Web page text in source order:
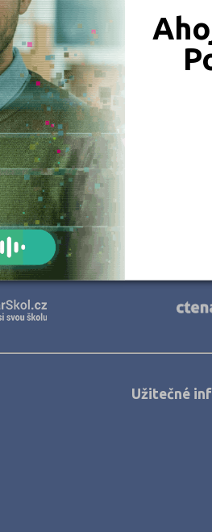
JSME TAM, KDE JSTE
Naše projekty
Užitečné